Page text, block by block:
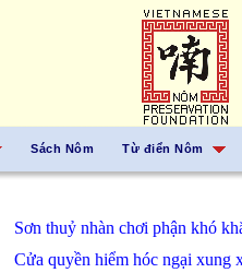
Sách Nôm Từ điển Nôm
Sơn thuỷ nhàn chơi phận khó
Cửa quyền hiểm hóc ngại xung